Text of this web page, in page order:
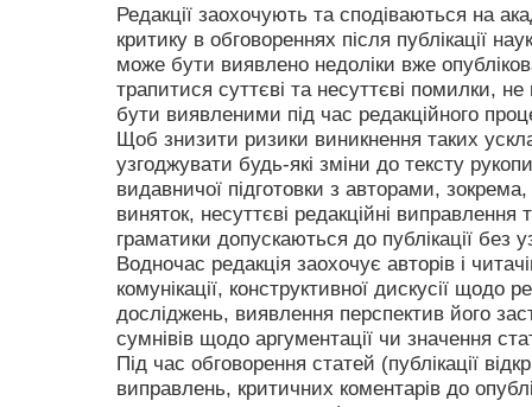
Редакції заохочують та сподіваються на
критику в обговореннях після публікації
може бути виявлено недоліки вже
трапитися суттєві та несуттєві помилки,
бути виявленими під час редакційного
Щоб знизити ризики виникнення таких
узгоджувати будь-які зміни до тексту
видавничої підготовки з авторами,
виняток, несуттєві редакційні
граматики допускаються до публікації без
Водночас редакція заохочує авторів і
комунікації, конструктивної дискусії щодо
досліджень, виявлення перспектив його
сумнівів щодо аргументації чи значення
Під час обговорення статей (публікації
виправлень, критичних коментарів до